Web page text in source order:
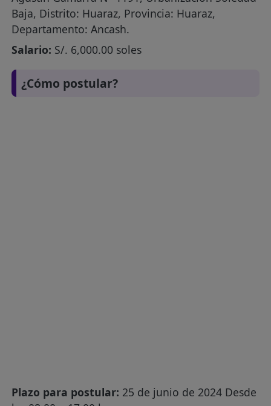
Baja, Distrito: Huaraz, Provincia: Huaraz,
Departamento: Ancash.
Salario: S/. 6,000.00 soles
¿Cómo postular?
Plazo para postular: 25 de junio de 2024 Desde